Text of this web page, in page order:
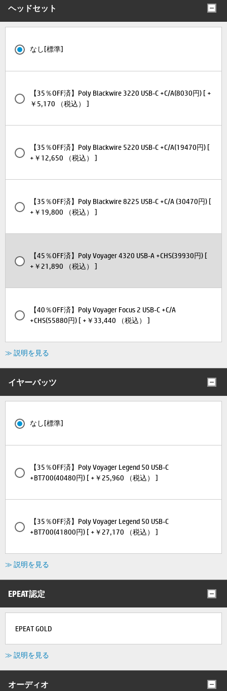
ヘッドセット
なし[標準]
【35％OFF済】Poly Blackwire 3220 USB-C +C/A(8030円) [ +
￥5,170 （税込） ]
【35％OFF済】Poly Blackwire 5220 USB-C +C/A(19470円) [
+￥12,650 （税込） ]
【35％OFF済】Poly Blackwire 8225 USB-C +C/A (30470円) [
+￥19,800 （税込） ]
【45％OFF済】Poly Voyager 4320 USB-A +CHS(39930円) [
+￥21,890 （税込） ]
【40％OFF済】Poly Voyager Focus 2 USB-C +C/A
+CHS(55880円) [ +￥33,440 （税込） ]
≫ 説明を見る
イヤーバッツ
なし[標準]
【35％OFF済】Poly Voyager Legend 50 USB-C
+BT700(40480円) [ +￥25,960 （税込） ]
【35％OFF済】Poly Voyager Legend 50 USB-C
+BT700(41800円) [ +￥27,170 （税込） ]
≫ 説明を見る
EPEAT認定
EPEAT GOLD
≫ 説明を見る
オーディオ